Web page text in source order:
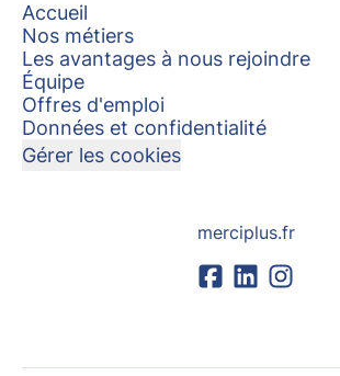
Accueil
Nos métiers
Les avantages à nous rejoindre
Équipe
Offres d'emploi
Données et confidentialité
Gérer les cookies
merciplus.fr